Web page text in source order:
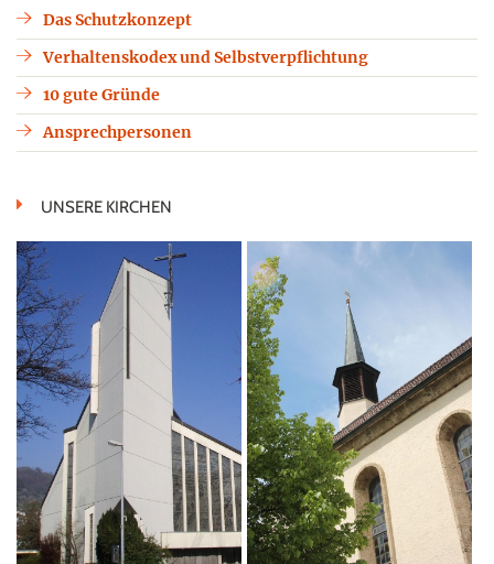
Das Schutzkonzept
Verhaltenskodex und Selbstverpflichtung
10 gute Gründe
Ansprechpersonen
UNSERE KIRCHEN